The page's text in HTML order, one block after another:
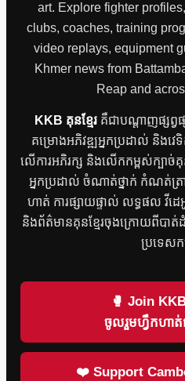
art. Explore fighter
clubs, coaches, training
video replays, equipment
Khmer news from
Reap and
KKB គុនខ្មែរគឺជាបណ្តាញផ្សព្វផ្
គម្រោងអភិវឌ្ឍអ្នកប្រដាល់ និងវេ
លើការអភិរក្ស និងលើកកម្ពស់ក្បាច់គុ
អ្នកប្រដាល់ ចំណាត់ថ្នាក់ កំណត់ត្រា
ហាត់ ការផ្សាយផ្ទាល់ លទ្ធផល វីដ
និងព័ត៌មានគុនខ្មែរចុងក្រោយពីបា
ប្រទេសក
🥊 Join
ចូលរួមហ្វឹកហា
❤️ Support